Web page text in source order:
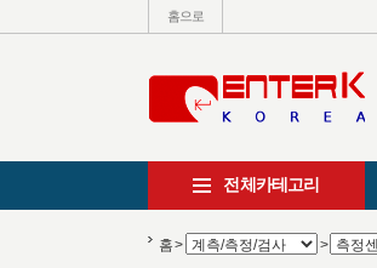
홈으로
전체카테고리
홈> >